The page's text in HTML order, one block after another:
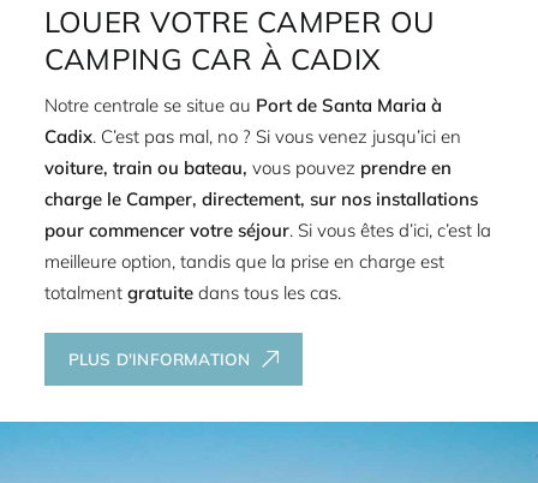
LOUER VOTRE CAMPER OU
CAMPING CAR À CADIX
Notre centrale se situe au Port de Santa Maria à
Cadix. C’est pas mal, no ? Si vous venez jusqu’ici en
voiture, train ou bateau, vous pouvez prendre en
charge le Camper, directement, sur nos installations
pour commencer votre séjour. Si vous êtes d’ici, c’est la
meilleure option, tandis que la prise en charge est
totalment gratuitedans tous les cas.
PLUS D'INFORMATION